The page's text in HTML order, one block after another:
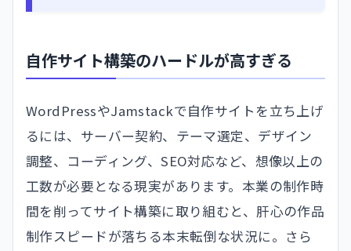
自作サイト構築のハードルが高すぎる
WordPressやJamstackで自作サイトを立ち上げ
るには、サーバー契約、テーマ選定、デザイン
調整、コーディング、SEO対応など、想像以上の
工数が必要となる現実があります。本業の制作時
間を削ってサイト構築に取り組むと、肝心の作品
制作スピードが落ちる本末転倒な状況に。さら